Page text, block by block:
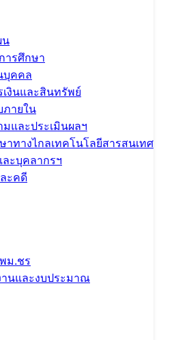
น
ารศึกษา
บุคคล
งินและสินทรัพย์
ภายใน
และประเมินผลฯ
าทางไกลเทคโนโลยีสารสนเทศ
ะบุคลากรฯ
ะคดี
ม.ชร
านและงบประมาณ